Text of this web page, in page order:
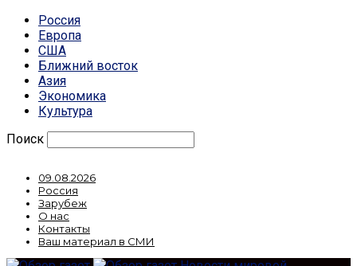
Россия
Европа
США
Ближний восток
Азия
Экономика
Культура
Поиск
09.08.2026
Россия
Зарубеж
О нас
Контакты
Ваш материал в СМИ